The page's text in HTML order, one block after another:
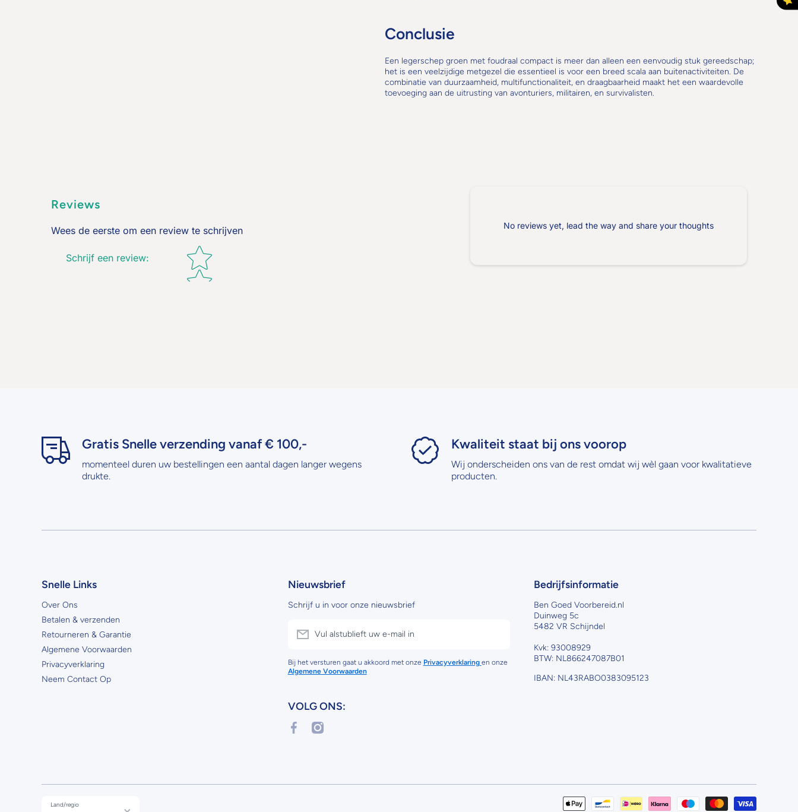
Conclusie
Een legerschep groen met foudraal compact is meer dan alleen een eenvoudig stuk gereedschap;
het is een veelzijdige metgezel die essentieel is voor een breed scala aan buitenactiviteiten. De
combinatie van duurzaamheid, multifunctionaliteit, en draagbaarheid maakt het een waardevolle
toevoeging aan de uitrusting van avonturiers, militairen, en survivalisten.
Reviews
Wees de eerste om een review te schrijven
Schrijf een review:
Star rating
No reviews yet, lead the way and share your thoughts
Gratis Snelle verzending vanaf € 100,-
momenteel duren uw bestellingen een aantal dagen langer wegens
drukte.
Kwaliteit staat bij ons voorop
Wij onderscheiden ons van de rest omdat wij wèl gaan voor kwalitatieve
producten.
Snelle Links
Over Ons
Betalen & verzenden
Retourneren & Garantie
Algemene Voorwaarden
Privacyverklaring
Neem Contact Op
Nieuwsbrief
Schrijf u in voor onze nieuwsbrief
Vul alstublieft uw e-mail in
Bij het versturen gaat u akkoord met onze Privacyverklaring en onze
Algemene Voorwaarden
VOLG ONS:
facebookcom/profilephp?id=61556995364592
instagramcom/bengoedvoorbereidnl/
Bedrijfsinformatie
Ben Goed Voorbereid.nl
Duinweg 5c
5482 VR Schijndel
Kvk: 93008929
BTW: NL866247087B01
IBAN: NL43RABO0383095123
Land/regio